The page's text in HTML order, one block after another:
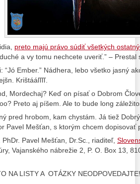
preto majú právo súdiť všetkých
a vy tomu nechcete uveriť.” – Prestal
“Jó Ember.” Nádhera, lebo všetko jasný
Krištááľľľľ.
Mordechaj? Keď on písať o Dobrom
Preto aj píšem. Ale to bude long
pred hrobom, kam chystám. Já tiež
Pavel Mešťan, s ktorým chcem dopisovať
Pavel Mešťan, Dr.Sc., riaditeľ,
Vajanského nábrežie 2, P. O. Box 13,
NA LISTY A OTÁZKY NEODPOVEDAJTE!